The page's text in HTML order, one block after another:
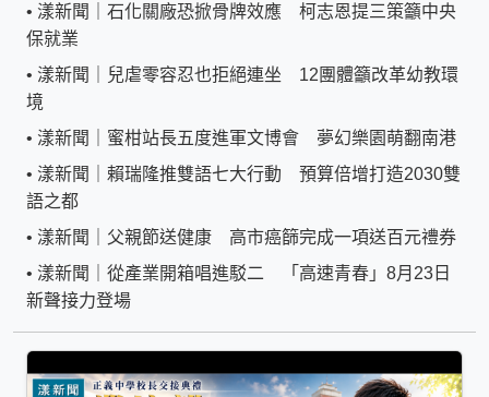
• 漾新聞｜石化關廠恐掀骨牌效應 柯志恩提三策籲中央
保就業
• 漾新聞｜兒虐零容忍也拒絕連坐 12團體籲改革幼教環
境
• 漾新聞｜蜜柑站長五度進軍文博會 夢幻樂園萌翻南港
• 漾新聞｜賴瑞隆推雙語七大行動 預算倍增打造2030雙
語之都
• 漾新聞｜父親節送健康 高市癌篩完成一項送百元禮券
• 漾新聞｜從產業開箱唱進駁二 「高速青春」8月23日
新聲接力登場